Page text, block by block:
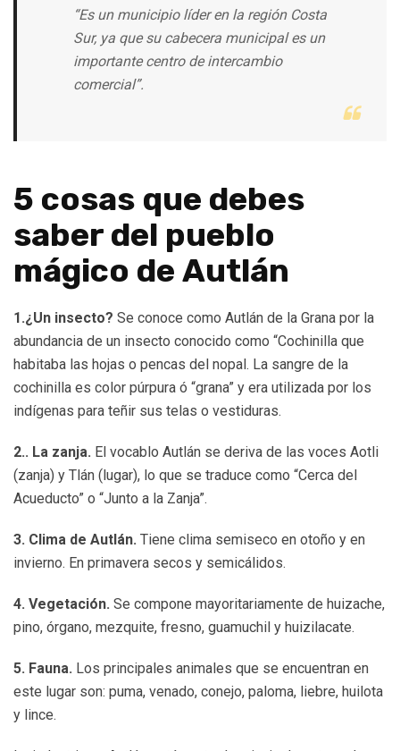
“Es un municipio líder en la región Costa
Sur, ya que su cabecera municipal es un
importante centro de intercambio
comercial”.
5 cosas que debes
saber del pueblo
mágico de Autlán
1.¿Un insecto? Se conoce como Autlán de la Grana por la
abundancia de un insecto conocido como “Cochinilla que
habitaba las hojas o pencas del nopal. La sangre de la
cochinilla es color púrpura ó “grana” y era utilizada por los
indígenas para teñir sus telas o vestiduras.
2.. La zanja. El vocablo Autlán se deriva de las voces Aotli
(zanja) y Tlán (lugar), lo que se traduce como “Cerca del
Acueducto” o “Junto a la Zanja”.
3. Clima de Autlán. Tiene clima semiseco en otoño y en
invierno. En primavera secos y semicálidos.
4. Vegetación. Se compone mayoritariamente de huizache,
pino, órgano, mezquite, fresno, guamuchil y huizilacate.
5. Fauna. Los principales animales que se encuentran en
este lugar son: puma, venado, conejo, paloma, liebre, huilota
y lince.